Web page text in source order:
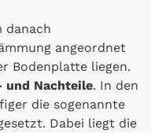
danach
angeordnet
Bodenplatte liegen.
und Nachteile. In den
die sogenannte
Dabei liegt die